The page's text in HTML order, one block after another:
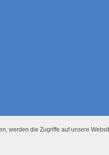
werden die Zugriffe auf unsere